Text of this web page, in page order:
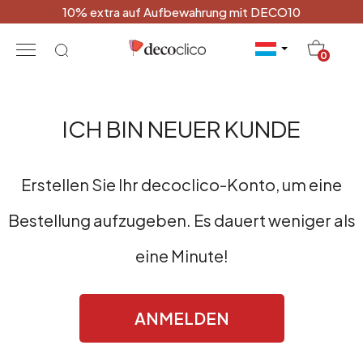
10% extra auf Aufbewahrung mit DECO10
0
ICH BIN NEUER KUNDE
Erstellen Sie Ihr decoclico-Konto, um eine
Bestellung aufzugeben. Es dauert weniger als
eine Minute!
ANMELDEN